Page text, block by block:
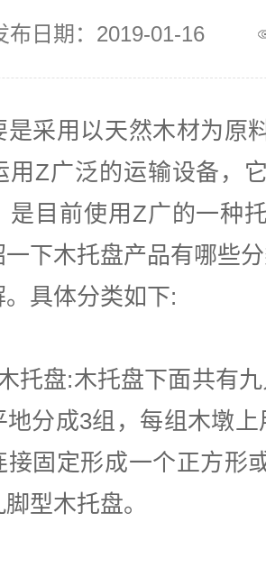
布日期：2019-01-16
是采用以天然木材为原
用Z广泛的运输设备，
是目前使用Z广的一种
一下木托盘产品有哪些
具体分类如下:
托盘:木托盘下面共有
地分成3组，每组木墩
接固定形成一个正方形
型木托盘。